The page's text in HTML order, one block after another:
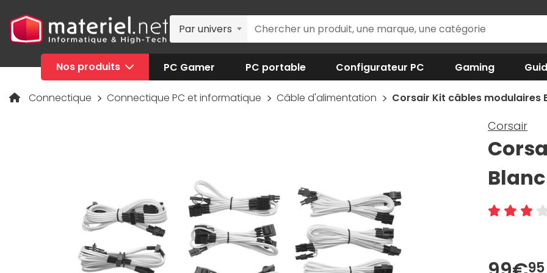
Par univers
Nos produits PC Gamer PC portable Configurateur PC Gaming
Connectique Connectique PC et informatique Câble d'alimentation Corsair Kit câbles modulaires
Corsair
95